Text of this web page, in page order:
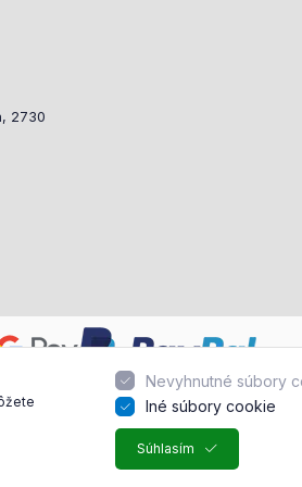
2730
Nevyhnutné súbory
Iné súbory cookie
Súhlasím